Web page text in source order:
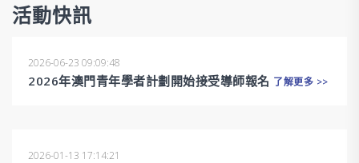
活動快訊
2026-06-23 09:09:48
2026年澳門青年學者計劃開始接受導師報名 了解更多 >>
2026-01-13 17:14:21